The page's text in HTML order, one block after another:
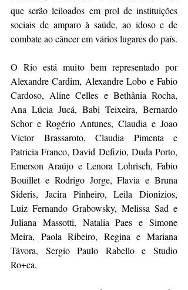
que serão leiloados em prol de instituições
sociais de amparo à saúde, ao idoso e de
combate ao câncer em vários lugares do país.
O Rio está muito bem representado por
Alexandre Cardim, Alexandre Lobo e Fabio
Cardoso, Aline Celles e Bethânia Rocha,
Ana Lúcia Jucá, Babi Teixeira, Bernardo
Schor e Rogério Antunes, Claudia e Joao
Victor Brassaroto, Claudia Pimenta e
Patricia Franco, David Defizio, Duda Porto,
Emerson Araújo e Lenora Lohrisch, Fabio
Bouillet e Rodrigo Jorge, Flavia e Bruna
Sideris, Jacira Pinheiro, Leila Dionizios,
Luiz Fernando Grabowsky, Melissa Sad e
Juliana Massotti, Natalia Paes e Simone
Meira, Paola Ribeiro, Regina e Mariana
Távora, Sergio Paulo Rabello e Studio
Ro+ca.